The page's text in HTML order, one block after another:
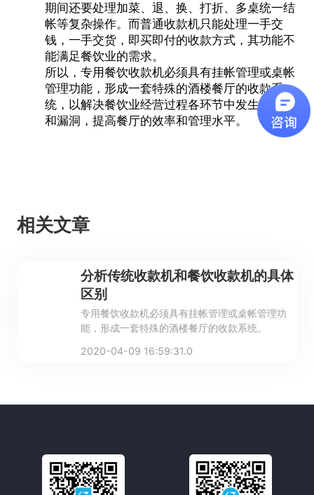
期间还要处理加菜、退、换、打折、多桌统一结
帐等复杂操作。而普通收款机只能处理一手交
钱，一手交货，即买即付的收款方式，其功能不
能满足餐饮业的需求。
所以，专用餐饮收款机必须具有挂帐管理或桌帐
管理功能，形成一套特殊的酒楼餐厅的收款系
统，以解决餐饮业经营过程各环节中发生的问题
和漏洞，提高餐厅的效率和管理水平。
相关文章
分析传统收款机和餐饮收款机的具体
区别
专用餐饮收款机必须具有挂帐管理或桌帐管理功
能，形成一套特殊的酒楼餐厅的收款系统。
2020-04-09 16:59:31.0